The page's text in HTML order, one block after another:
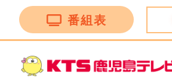
番組表
ンネル 11:50 ＦＮＮ Ｌｉｖｅ